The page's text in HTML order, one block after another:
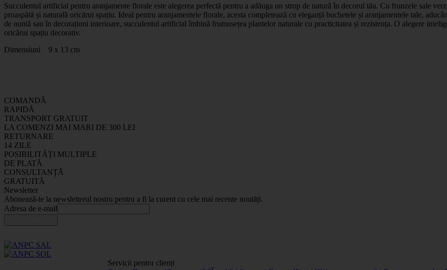
Succulentul artificial pentru aranjamente florale este alegerea perfectă pentru a adăuga un strop de natură în decorul tău. Cu frunzele sale
proaspătă și naturală oricărui spațiu. Ideal pentru aranjamentele florale, acesta completează cu eleganță buchetele și aranjamentele tale,
de nuntă sau în decorațiuni interioare, succulentul artificial îmbină frumusețea plantelor naturale cu practicitatea și rezistența. O alegere
oricărui spațiu decorativ.
Dimensiuni 9 x 13 cm
COMANDĂ
RAPIDĂ
TRANSPORT GRATUIT
LA COMENZI MAI MARI DE 300 LEI
RETURNARE
14 ZILE
POSIBILITĂȚI MULTIPLE
DE PLATĂ
CONSULTANȚĂ
GRATUITĂ
Newsletter
Abonează-te la newsletterul nostru pentru a fi la curent cu cele mai recente noutăți.
Adresa de e-mail
Servicii pentru clienți